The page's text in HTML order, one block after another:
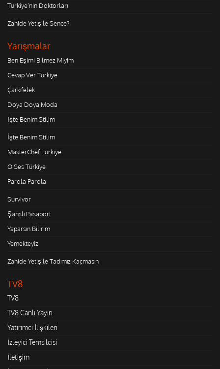
Türkiye'nin Doktorları
Zahide Yetiş'le Sence?
Yarışmalar
Ben Eşimi Bilmez Miyim
Cevap Ver Türkiye
Çarkıfelek
Doya Doya Moda
İşte Benim Stilim
İşte Benim Stilim
MasterChef Türkiye
O Ses Türkiye
Parola Parola
Survivor
Şanslı Pasaport
Yaparsın Bilirim
Yemekteyiz
Zahide Yetiş'le Tadımız Kaçmasın
TV8
TV8
TV8 Canlı Yayın
Yatırımcı İlişkileri
İzleyici Temsilcisi
İletişim